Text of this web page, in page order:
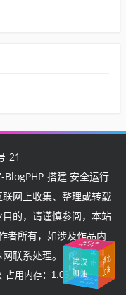
-21
BlogPHP 搭建 安全运行
网上收集、整理或转载
的，请谨慎参阅，本站
者所有，如涉及作品内
联系处理。
占用内存：1.06 MB
武汉
加油
中国
加油
湖
北
加
油
中
国
加
油
武汉挺住
中国
加油